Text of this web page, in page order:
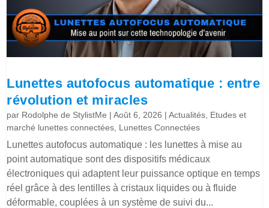
Lunettes autofocus automatique : entre
révolution et miracles
par Rodolphe de StylistMe |Août 6, 2026 |Actualités Etudes et
marché lunettes connectées Lunettes Connectées
Lunettes autofocus automatique : les lunettes à mise au
point automatique sont des dispositifs médicaux
électroniques qui adaptent leur puissance optique en temps
réel grâce à des lentilles à cristaux liquides ou à fluide
déformable, couplées à un système de suivi du...